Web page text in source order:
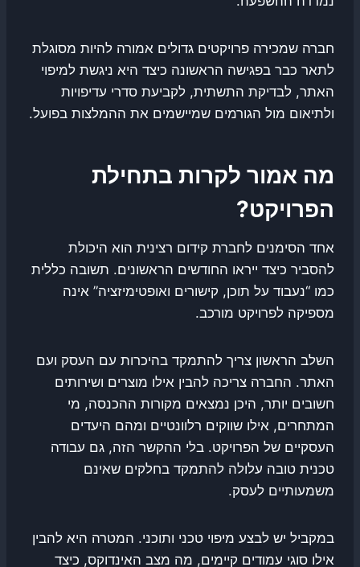
חברה שמכירה פרויקטים גדולים אמורה להיות מסוגלת
לתאר כבר בפגישה הראשונה כיצד היא ניגשת למיפוי
האתר, לבדיקת התשתית, לקביעת סדרי עדיפויות
ולתיאום מול הגורמים שמיישמים את ההמלצות בפועל.
מה אמור לקרות בתחילת
הפרויקט?
אחד הסימנים לחברת קידום רצינית הוא היכולת
להסביר כיצד ייראו החודשים הראשונים. תשובה כללית
כמו “נעבוד על תוכן, קישורים ואופטימיזציה” אינה
מספיקה לפרויקט מורכב.
השלב הראשון צריך להתמקד בהיכרות עם העסק ועם
האתר. החברה צריכה להבין אילו מוצרים ושירותים
חשובים יותר, היכן נמצאים מקורות ההכנסה, מי
המתחרים, אילו שווקים רלוונטיים ומהם היעדים
העסקיים של הפרויקט. בלי ההקשר הזה, גם עבודה
טכנית טובה עלולה להתמקד בחלקים שאינם
משמעותיים לעסק.
במקביל יש לבצע מיפוי טכני ותוכני. המטרה היא להבין
אילו סוגי עמודים קיימים, מה מצב האינדוקס, כיצד